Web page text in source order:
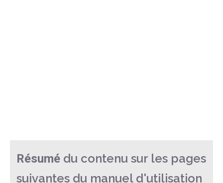
Résumé du contenu sur les pages
suivantes du manuel d'utilisation